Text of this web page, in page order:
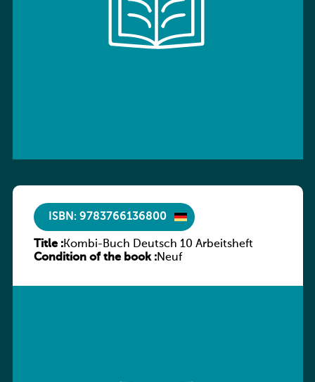
ISBN: 9783766136800
Title :Kombi-Buch Deutsch 10 Arbeitsheft
Condition of the book :Neuf